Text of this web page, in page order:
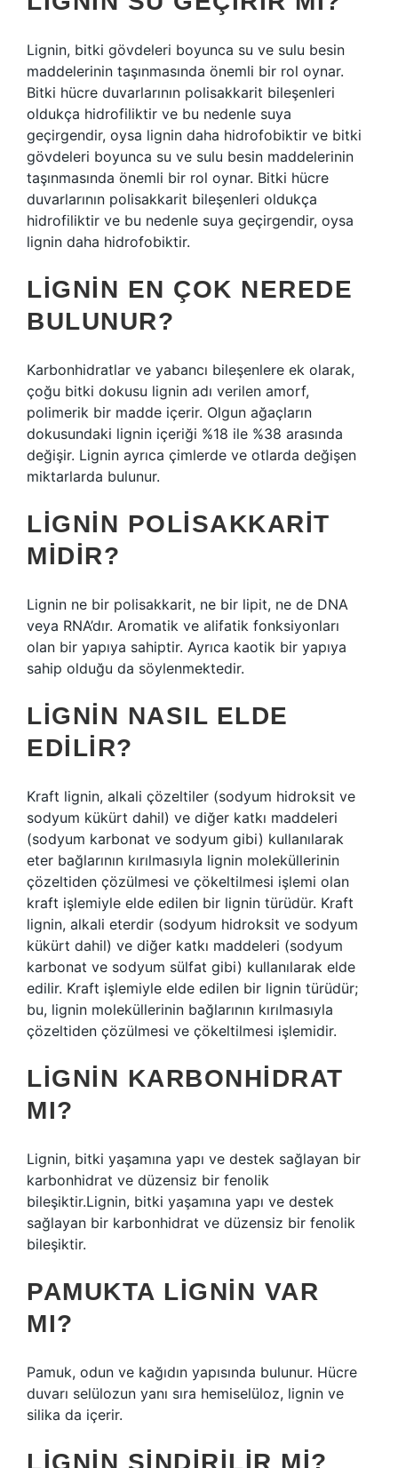
Lignin, bitki gövdeleri boyunca su ve sulu besin
maddelerinin taşınmasında önemli bir rol oynar.
Bitki hücre duvarlarının polisakkarit bileşenleri
oldukça hidrofiliktir ve bu nedenle suya
geçirgendir, oysa lignin daha hidrofobiktir ve bitki
gövdeleri boyunca su ve sulu besin maddelerinin
taşınmasında önemli bir rol oynar. Bitki hücre
duvarlarının polisakkarit bileşenleri oldukça
hidrofiliktir ve bu nedenle suya geçirgendir, oysa
lignin daha hidrofobiktir.
LIGNIN EN ÇOK NEREDE
BULUNUR?
Karbonhidratlar ve yabancı bileşenlere ek olarak,
çoğu bitki dokusu lignin adı verilen amorf,
polimerik bir madde içerir. Olgun ağaçların
dokusundaki lignin içeriği %18 ile %38 arasında
değişir. Lignin ayrıca çimlerde ve otlarda değişen
miktarlarda bulunur.
LIGNIN POLISAKKARIT
MIDIR?
Lignin ne bir polisakkarit, ne bir lipit, ne de DNA
veya RNA’dır. Aromatik ve alifatik fonksiyonları
olan bir yapıya sahiptir. Ayrıca kaotik bir yapıya
sahip olduğu da söylenmektedir.
LIGNIN NASIL ELDE
EDILIR?
Kraft lignin, alkali çözeltiler (sodyum hidroksit ve
sodyum kükürt dahil) ve diğer katkı maddeleri
(sodyum karbonat ve sodyum gibi) kullanılarak
eter bağlarının kırılmasıyla lignin moleküllerinin
çözeltiden çözülmesi ve çökeltilmesi işlemi olan
kraft işlemiyle elde edilen bir lignin türüdür. Kraft
lignin, alkali eterdir (sodyum hidroksit ve sodyum
kükürt dahil) ve diğer katkı maddeleri (sodyum
karbonat ve sodyum sülfat gibi) kullanılarak elde
edilir. Kraft işlemiyle elde edilen bir lignin türüdür;
bu, lignin moleküllerinin bağlarının kırılmasıyla
çözeltiden çözülmesi ve çökeltilmesi işlemidir.
LIGNIN KARBONHIDRAT
MI?
Lignin, bitki yaşamına yapı ve destek sağlayan bir
karbonhidrat ve düzensiz bir fenolik
bileşiktir.Lignin, bitki yaşamına yapı ve destek
sağlayan bir karbonhidrat ve düzensiz bir fenolik
bileşiktir.
PAMUKTA LIGNIN VAR
MI?
Pamuk, odun ve kağıdın yapısında bulunur. Hücre
duvarı selülozun yanı sıra hemiselüloz, lignin ve
silika da içerir.
LIGNIN SINDIRILIR MI?